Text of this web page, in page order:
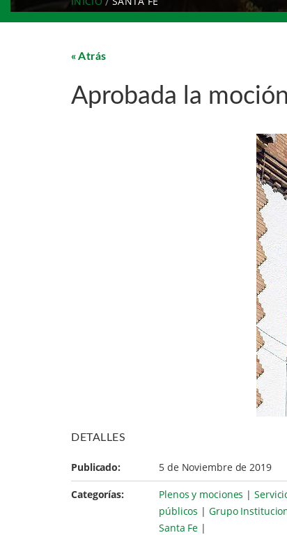
Atrás
Aprobada la
DETALLES
Publicado: 5 de Noviembre de 2019
Categorías: Plenos y mociones |
públicos | Grupo
Santa Fe |